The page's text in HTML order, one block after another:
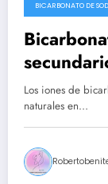
BICARBONATO DE
Los iones de
naturales en…